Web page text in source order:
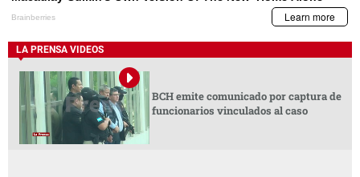
LA PRENSA VIDEOS
BCH emite comunicado por captura de
funcionarios vinculados al caso